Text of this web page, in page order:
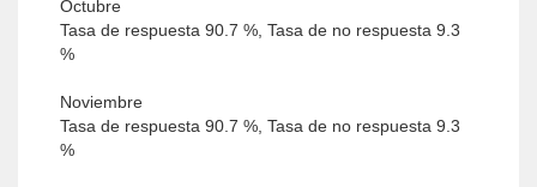
Octubre
Tasa de respuesta 90.7 %, Tasa de no respuesta 9.3
%
Noviembre
Tasa de respuesta 90.7 %, Tasa de no respuesta 9.3
%